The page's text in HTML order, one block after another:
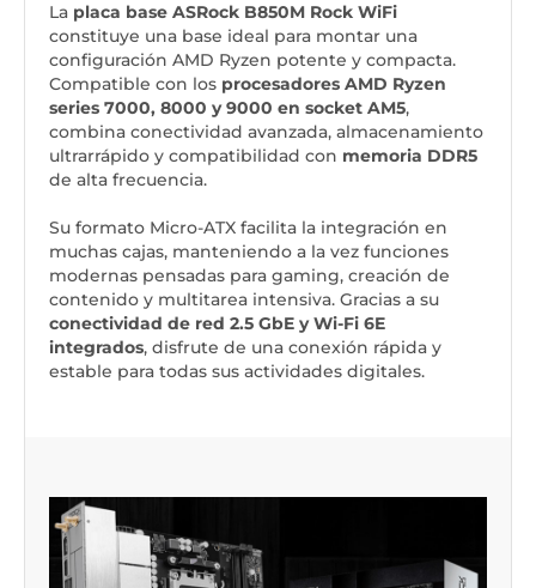
La placa base ASRock B850M Rock WiFi
constituye una base ideal para montar una
configuración AMD Ryzen potente y compacta.
Compatible con los procesadores AMD Ryzen
series 7000, 8000 y 9000 en socket AM5,
combina conectividad avanzada, almacenamiento
ultrarrápido y compatibilidad con memoria DDR5
de alta frecuencia.
Su formato Micro-ATX facilita la integración en
muchas cajas, manteniendo a la vez funciones
modernas pensadas para gaming, creación de
contenido y multitarea intensiva. Gracias a su
conectividad de red 2.5 GbE y Wi-Fi 6E
integrados, disfrute de una conexión rápida y
estable para todas sus actividades digitales.